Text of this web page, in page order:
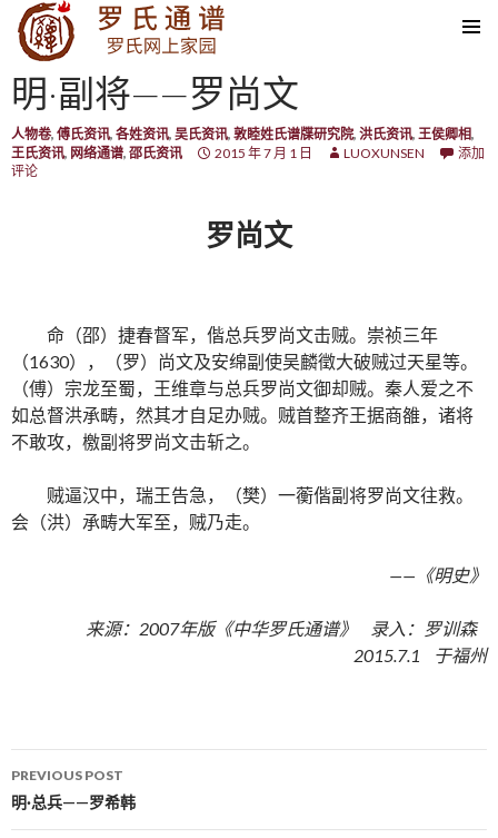
SKIP TO CONTENT
明·副将——罗尚文
人物卷, 傅氏资讯, 各姓资讯, 吴氏资讯, 敦睦姓氏谱牒研究院, 洪氏资讯, 王侯卿相,
王氏资讯, 网络通谱, 邵氏资讯 2015 年 7 月 1 日 LUOXUNSEN
添加
评论
罗尚文
命（邵）捷春督军，偕总兵罗尚文击贼。崇祯三年
（1630），（罗）尚文及安绵副使吴麟徵大破贼过天星等。
（傅）宗龙至蜀，王维章与总兵罗尚文御却贼。秦人爱之不
如总督洪承畴，然其才自足办贼。贼首整齐王据商雒，诸将
不敢攻，檄副将罗尚文击斩之。
贼逼汉中，瑞王告急，（樊）一蘅偕副将罗尚文往救。
会（洪）承畴大军至，贼乃走。
——《明史》
来源：2007年版《中华罗氏通谱》 录入：罗训森
2015.7.1 于福州
Post navigation
PREVIOUS POST
明·总兵——罗希韩